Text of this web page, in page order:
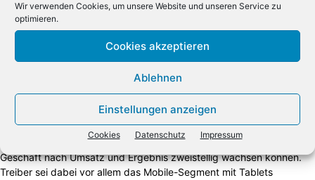
Wir verwenden Cookies, um unsere Website und unseren Service zu
optimieren.
Cookies akzeptieren
Ablehnen
Einstellungen anzeigen
Cookies Datenschutz Impressum
Zwei Profis für die Versorgung von medizinischen
Am Vortag der Messe zog Broadline-Chef Stefan Klinglmair bereits
ein positives Fazit über das Volumengeschäftdes Distributors: Im
vergangenen Jahr hätte der Broadliner im klassischen Volumen-
Geschäft nach Umsatz und Ergebnis zweistellig wachsen können.
Treiber sei dabei vor allem das Mobile-Segment mit Tablets